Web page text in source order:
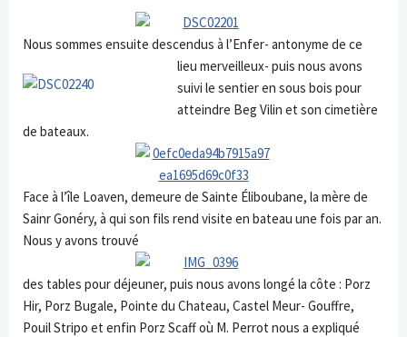
Nous sommes ensuite descendus à l’Enfer- antonyme de ce
lieu merveilleux- puis nous avons
suivi le sentier en sous bois pour
atteindre Beg Vilin et son cimetière
de bateaux.
Face à l’île Loaven, demeure de Sainte Éliboubane, la mère de
Sainr Gonéry, à qui son fils rend visite en bateau une fois par an.
Nous y avons trouvé
des tables pour déjeuner, puis nous avons longé la côte : Porz
Hir, Porz Bugale, Pointe du Chateau, Castel Meur- Gouffre,
Pouil Stripo et enfin Porz Scaff où M. Perrot nous a expliqué